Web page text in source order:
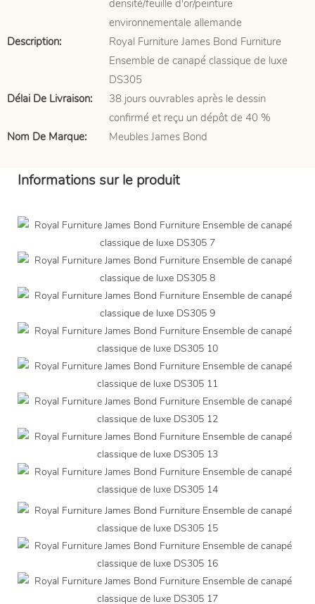
densité/feuille d'or/peinture
environnementale allemande
Description:
Royal Furniture James Bond Furniture
Ensemble de canapé classique de luxe
DS305
Délai De Livraison:
38 jours ouvrables après le dessin
confirmé et reçu un dépôt de 40 %
Nom De Marque:
Meubles James Bond
Informations sur le produit